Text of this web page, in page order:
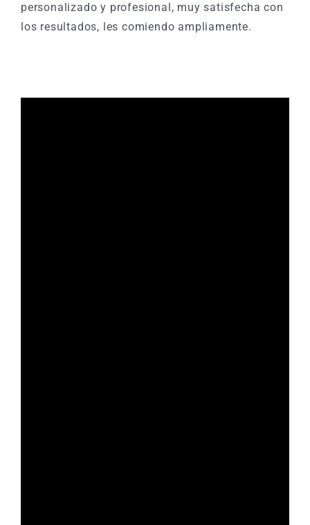
personalizado y profesional, muy satisfecha con
los resultados, les comiendo ampliamente.